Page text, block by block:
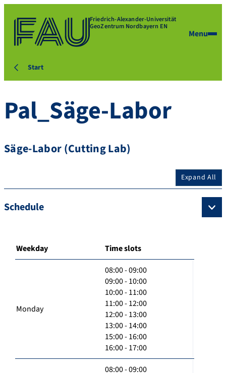
Friedrich-Alexander-Universität
GeoZentrum Nordbayern EN
Menu
Start
Pal_Säge-Labor
Säge-Labor (Cutting Lab)
Expand All
Schedule
Weekday Time slots
Monday
08:00 - 09:00
09:00 - 10:00
10:00 - 11:00
11:00 - 12:00
12:00 - 13:00
13:00 - 14:00
15:00 - 16:00
16:00 - 17:00
08:00 - 09:00